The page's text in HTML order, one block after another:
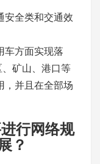
安全类和交通效
车方面实现落
矿山、港口等
，并且在全部场
行网络规
？